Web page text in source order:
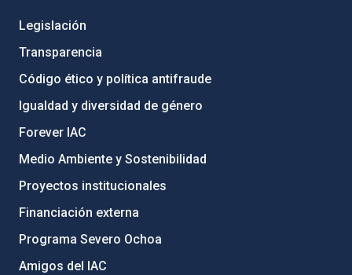
Legislación
Transparencia
Código ético y política antifraude
Igualdad y diversidad de género
Forever IAC
Medio Ambiente y Sostenibilidad
Proyectos institucionales
Financiación externa
Programa Severo Ochoa
Amigos del IAC